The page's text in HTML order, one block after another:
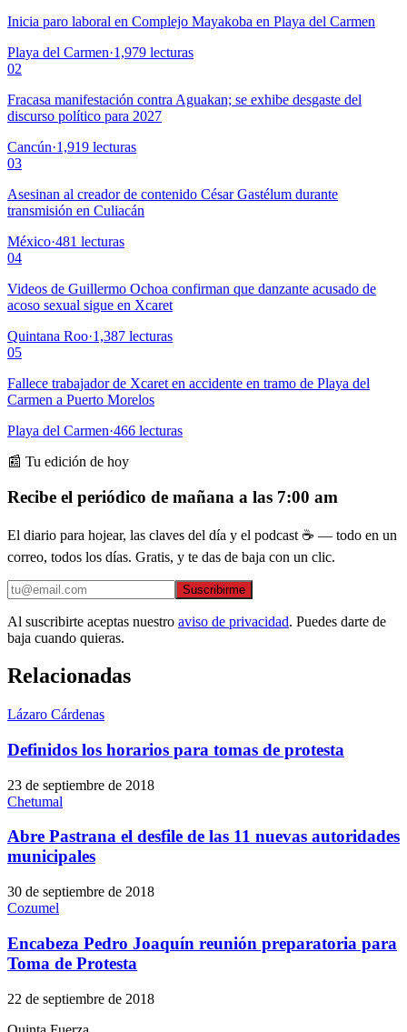
Inicia paro laboral en Complejo Mayakoba en Playa del Carmen
Playa del Carmen·1,979 lecturas
02
Fracasa manifestación contra Aguakan; se exhibe desgaste del
discurso político para 2027
Cancún·1,919 lecturas
03
Asesinan al creador de contenido César Gastélum durante
transmisión en Culiacán
México·481 lecturas
04
Videos de Guillermo Ochoa confirman que danzante acusado de
acoso sexual sigue en Xcaret
Quintana Roo·1,387 lecturas
05
Fallece trabajador de Xcaret en accidente en tramo de Playa del
Carmen a Puerto Morelos
Playa del Carmen·466 lecturas
📰 Tu edición de hoy
Recibe el periódico de mañana a las 7:00 am
El diario para hojear, las claves del día y el podcast ☕ — todo en un
correo, todos los días. Gratis, y te das de baja con un clic.
Suscribirme
Al suscribirte aceptas nuestro aviso de privacidad. Puedes darte de
baja cuando quieras.
Relacionadas
Lázaro Cárdenas
Definidos los horarios para tomas de protesta
23 de septiembre de 2018
Chetumal
Abre Pastrana el desfile de las 11 nuevas autoridades
municipales
30 de septiembre de 2018
Cozumel
Encabeza Pedro Joaquín reunión preparatoria para
Toma de Protesta
22 de septiembre de 2018